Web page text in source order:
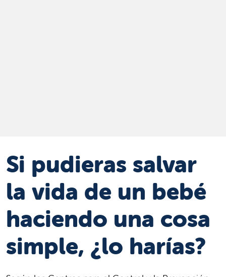
Si pudieras salvar
la vida de un bebé
haciendo una cosa
simple, ¿lo harías?